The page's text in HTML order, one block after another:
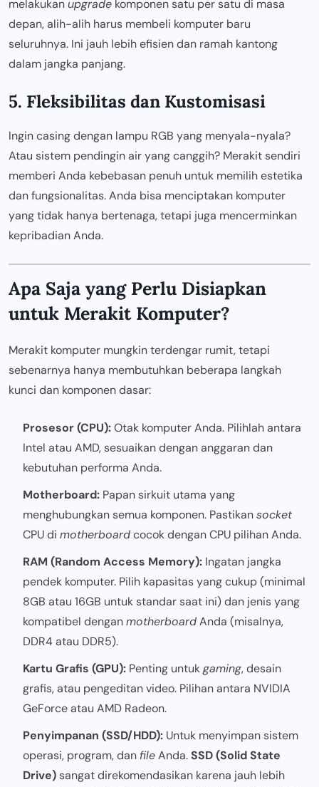
melakukanupgrade komponen satu per satu di masa
depan, alih-alih harus membeli komputer baru
seluruhnya. Ini jauh lebih efisien dan ramah kantong
dalam jangka panjang.
5. Fleksibilitas dan Kustomisasi
Ingin casing dengan lampu RGB yang menyala-nyala?
Atau sistem pendingin air yang canggih? Merakit sendiri
memberi Anda kebebasan penuh untuk memilih estetika
dan fungsionalitas. Anda bisa menciptakan komputer
yang tidak hanya bertenaga, tetapi juga mencerminkan
kepribadian Anda.
Apa Saja yang Perlu Disiapkan
untuk Merakit Komputer?
Merakit komputer mungkin terdengar rumit, tetapi
sebenarnya hanya membutuhkan beberapa langkah
kunci dan komponen dasar:
Prosesor (CPU):Otak komputer Anda. Pilihlah antara
Intel atau AMD, sesuaikan dengan anggaran dan
kebutuhan performa Anda.
Motherboard: Papan sirkuit utama yang
menghubungkan semua komponen. Pastikansocket
CPU di motherboardcocok dengan CPU pilihan Anda.
RAM (Random Access Memory): Ingatan jangka
pendek komputer. Pilih kapasitas yang cukup (minimal
8GB atau 16GB untuk standar saat ini) dan jenis yang
kompatibel denganmotherboardAnda (misalnya,
DDR4 atau DDR5).
Kartu Grafis (GPU): Penting untukgaming, desain
grafis, atau pengeditan video. Pilihan antara NVIDIA
GeForce atau AMD Radeon.
Penyimpanan (SSD/HDD): Untuk menyimpan sistem
operasi, program, dan fileAnda.SSD (Solid State
Drive)sangat direkomendasikan karena jauh lebih